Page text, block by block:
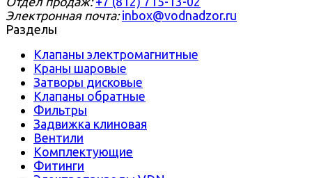
Электронная почта: inbox@vodnadzor.ru
Разделы
Клапаны электромагнитные
Краны шаровые
Затворы дисковые
Клапаны обратные
Фильтры
Задвижка клиновая
Вентили
Комплектующие
Фитинги